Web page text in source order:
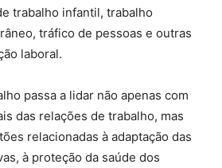
trabalho infantil, trabalho
tráfico de pessoas e outras
laboral.
passa a lidar não apenas com
das relações de trabalho, mas
relacionadas à adaptação das
à proteção da saúde dos